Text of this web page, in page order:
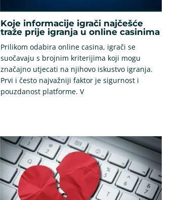
Koje informacije igrači najčešće
traže prije igranja u online casinima
Prilikom odabira online casina, igrači se
suočavaju s brojnim kriterijima koji mogu
značajno utjecati na njihovo iskustvo igranja.
Prvi i često najvažniji faktor je sigurnost i
pouzdanost platforme. V